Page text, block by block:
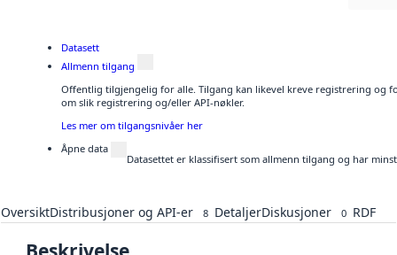
Datasett
Allmenn tilgang
Offentlig tilgjengelig for alle. Tilgang kan likevel kreve registrering og
om slik registrering og/eller API-nøkler.
Les mer om tilgangsnivåer her
Åpne data
Datasettet er klassifisert som allmenn tilgang og har
OversiktDistribusjoner og API-er 8 DetaljerDiskusjoner 0 RDF